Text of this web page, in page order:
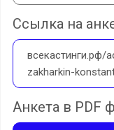
Ссылка на
всекастинги.рф/
zakharkin-
Анкета в PDF